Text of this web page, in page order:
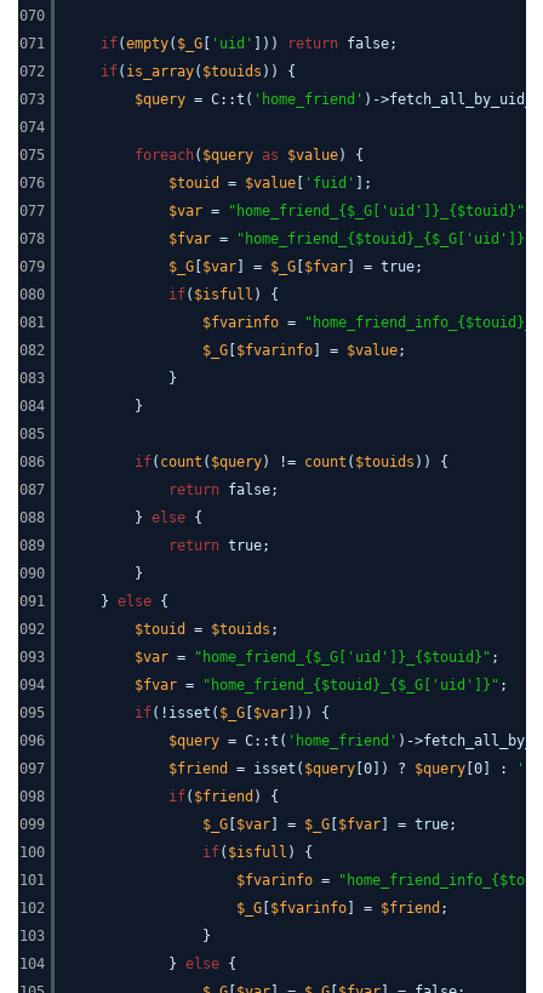
070
071
072
073
074
075
076
077
078
079
080
081
082
083
084
085
086
087
088
089
090
091
092
093
094
095
096
097
098
099
100
101
102
103
104
if(empty( $_G 'uid' ])) return false;
if( is_array( $touids )) {
$query = C::t( 'home_friend' )-
foreach( $query as $value) {
$touid
= $value 'fuid'
];
$var = "home_friend_{$_G['uid']}_{$touid}"
$fvar = "home_friend_{$touid}_{$_G['uid']}"
$_G $var ] = $_G $fvar ] = true;
if( $isfull ) {
$fvarinfo =
$_G $fvarinfo ] = $value;
}
}
if( count ( $query) != count ( $touids )) {
return false;
} else {
return true;
}
} else {
$touid
= $touids ;
$var = "home_friend_{$_G['uid']}_{$touid}" ;
$fvar = "home_friend_{$touid}_{$_G['uid']}" ;
if(!isset( $_G $var ])) {
$query = C::t( 'home_friend' )-
$friend
= isset( $query [0]) ? $query [0] : ''
if( $friend ) {
$_G $var ] = $_G $fvar ] = true;
if( $isfull ) {
$fvarinfo =
$_G $fvarinfo ] = $friend ;
}
} else {